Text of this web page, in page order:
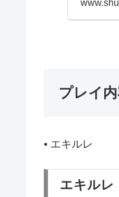
プレイ
• エキルレ
エキルレ